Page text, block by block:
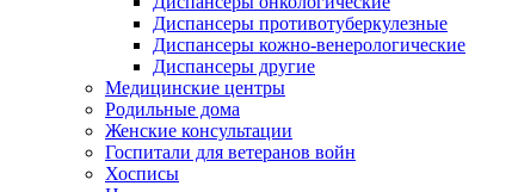
Диспансеры противотуберкулезные
Диспансеры кожно-венерологические
Диспансеры другие
Медицинские центры
Родильные дома
Женские консультации
Госпитали для ветеранов войн
Хосписы